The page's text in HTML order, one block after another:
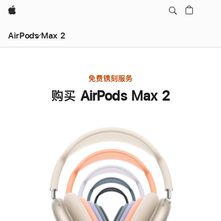
Apple
AirPods Max 2
免费镌刻服务
购买 AirPods Max 2